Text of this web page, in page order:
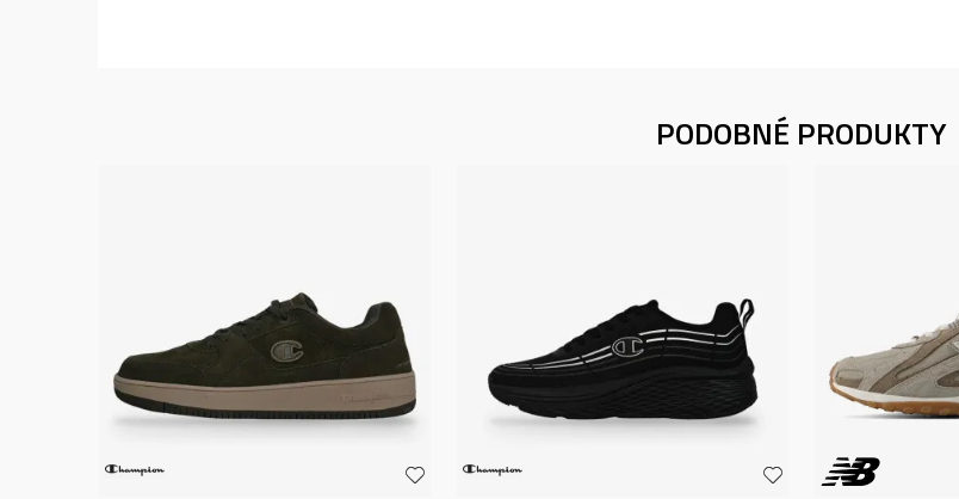
PODOBNÉ PRODUKTY